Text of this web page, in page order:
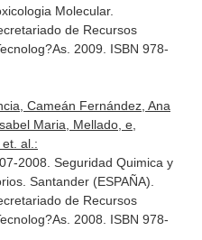
Molecular.
de Recursos
2009. ISBN 978-
Cameán Fernández, Ana
Maria, Mellado, e,
al.:
2008. Seguridad Quimica y
Santander (ESPAÑA).
de Recursos
2008. ISBN 978-